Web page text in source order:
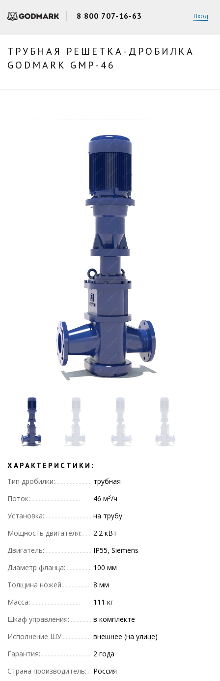
8 800 707-16-63 Вход
ТРУБНАЯ РЕШЕТКА-ДРОБИЛКА
GODMARK GMP-46
ХАРАКТЕРИСТИКИ:
Тип дробилки:
трубная
Поток:
46 м3/ч
Установка:
на трубу
Мощность двигателя:
2.2 кВт
Двигатель:
IP55, Siemens
Диаметр фланца:
100 мм
Толщина ножей:
8 мм
Масса:
111 кг
Шкаф управления:
в комплекте
Исполнение ШУ:
внешнее (на улице)
Гарантия:
2 года
Страна производитель:
Россия